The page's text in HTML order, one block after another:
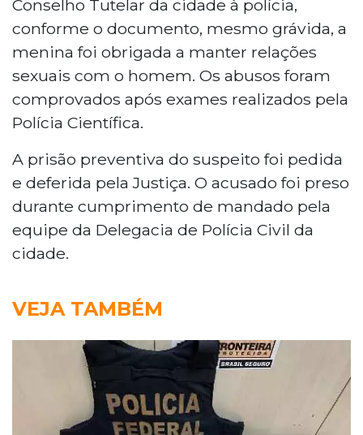
Conselho Tutelar da cidade à polícia,
conforme o documento, mesmo grávida, a
menina foi obrigada a manter relações
sexuais com o homem. Os abusos foram
comprovados após exames realizados pela
Polícia Científica.
A prisão preventiva do suspeito foi pedida
e deferida pela Justiça. O acusado foi preso
durante cumprimento de mandado pela
equipe da Delegacia de Polícia Civil da
cidade.
VEJA TAMBÉM